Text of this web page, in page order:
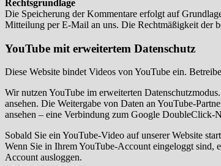
Rechtsgrundlage
Die Speicherung der Kommentare erfolgt auf
Mitteilung per E-Mail an uns. Die Rechtmäßigkeit der
YouTube mit erweitertem Datenschutz
Diese Website bindet Videos von YouTube ein.
Wir nutzen YouTube im erweiterten
ansehen. Die Weitergabe von Daten an YouTube-
ansehen – eine Verbindung zum Google DoubleClick-
Sobald Sie ein YouTube-Video auf unserer Website
Wenn Sie in Ihrem YouTube-Account eingeloggt sind,
Account ausloggen.